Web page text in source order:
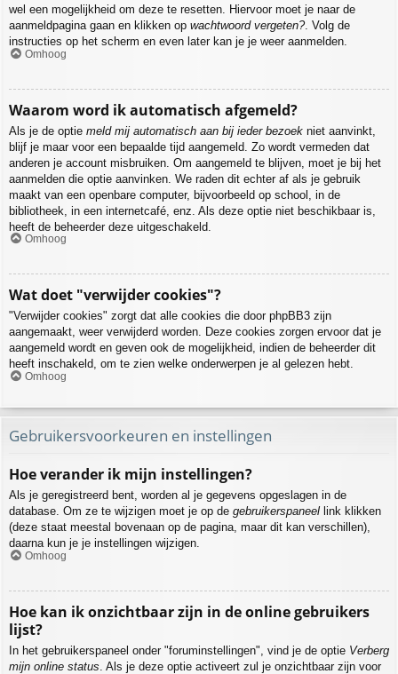
wel een mogelijkheid om deze te resetten. Hiervoor moet je naar de
aanmeldpagina gaan en klikken op wachtwoord vergeten?. Volg de
instructies op het scherm en even later kan je je weer aanmelden.
Omhoog
Waarom word ik automatisch afgemeld?
Als je de optie meld mij automatisch aan bij ieder bezoek niet aanvinkt,
blijf je maar voor een bepaalde tijd aangemeld. Zo wordt vermeden dat
anderen je account misbruiken. Om aangemeld te blijven, moet je bij het
aanmelden die optie aanvinken. We raden dit echter af als je gebruik
maakt van een openbare computer, bijvoorbeeld op school, in de
bibliotheek, in een internetcafé, enz. Als deze optie niet beschikbaar is,
heeft de beheerder deze uitgeschakeld.
Omhoog
Wat doet "verwijder cookies"?
"Verwijder cookies" zorgt dat alle cookies die door phpBB3 zijn
aangemaakt, weer verwijderd worden. Deze cookies zorgen ervoor dat je
aangemeld wordt en geven ook de mogelijkheid, indien de beheerder dit
heeft inschakeld, om te zien welke onderwerpen je al gelezen hebt.
Omhoog
Gebruikersvoorkeuren en instellingen
Hoe verander ik mijn instellingen?
Als je geregistreerd bent, worden al je gegevens opgeslagen in de
database. Om ze te wijzigen moet je op de gebruikerspaneel link klikken
(deze staat meestal bovenaan op de pagina, maar dit kan verschillen),
daarna kun je je instellingen wijzigen.
Omhoog
Hoe kan ik onzichtbaar zijn in de online gebruikers
lijst?
In het gebruikerspaneel onder "foruminstellingen", vind je de optie Verberg
mijn online status . Als je deze optie activeert zul je onzichtbaar zijn voor